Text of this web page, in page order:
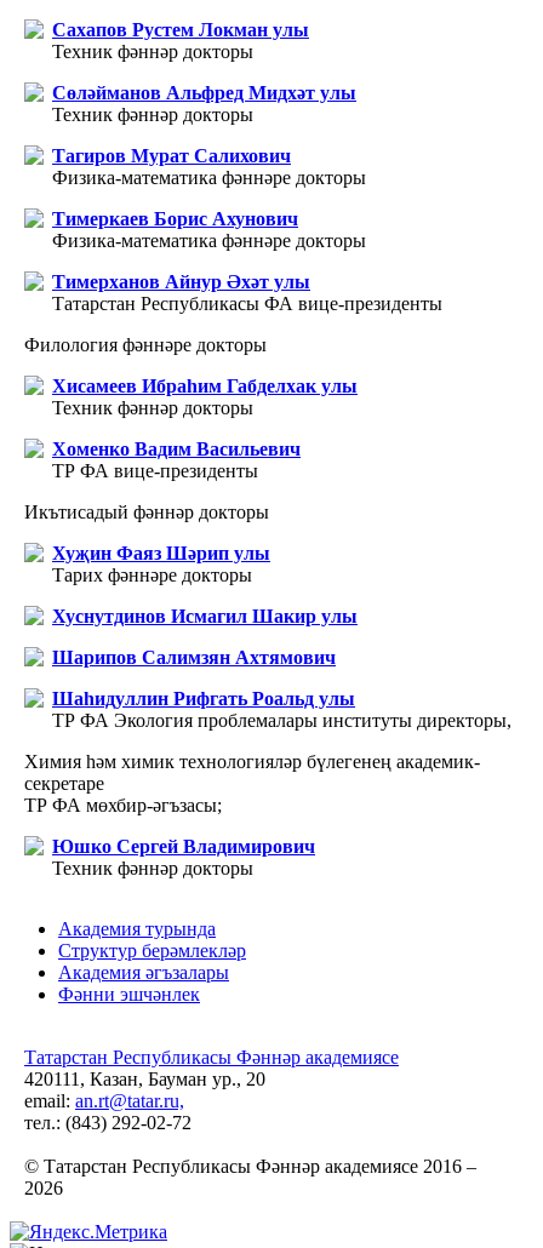
Сахапов Рустем Локман улы
Техник фәннәр докторы
Сөләйманов Альфред Мидхәт улы
Техник фәннәр докторы
Тагиров Мурат Салихович
Физика-математика фәннәре докторы
Тимеркаев Борис Ахунович
Физика-математика фәннәре докторы
Тимерханов Айнур Әхәт улы
Татарстан Республикасы ФА вице-президенты
Филология фәннәре докторы
Хисамеев Ибраһим Габделхак улы
Техник фәннәр докторы
Хоменко Вадим Васильевич
ТР ФА вице-президенты
Икътисадый фәннәр докторы
Хуҗин Фаяз Шәрип улы
Тарих фәннәре докторы
Хуснутдинов Исмагил Шакир улы
Шарипов Салимзян Ахтямович
Шаһидуллин Рифгать Роальд улы
ТР ФА Экология проблемалары институты директоры,
Химия һәм химик технологияләр бүлегенең академик-
секретаре
ТР ФА мөхбир-әгъзасы;
Юшко Сергей Владимирович
Техник фәннәр докторы
Академия турында
Структур берәмлекләр
Академия әгъзалары
Фәнни эшчәнлек
Татарстан Республикасы Фәннәр академиясе
420111, Казан, Бауман ур., 20
email: an.rt@tatar.ru,
тел.: (843) 292-02-72
© Татарстан Республикасы Фәннәр академиясе 2016 –
2026